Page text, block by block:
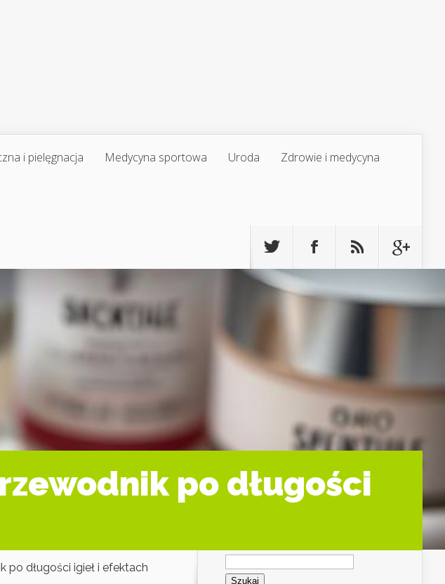
i pielęgnacja Medycyna sportowa Uroda Zdrowie i medycyna
po długości
po długości igieł i efektach
Szukaj: